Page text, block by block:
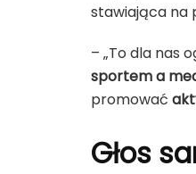
stawiająca na
– „To dla nas
sportem a
promować
Głos